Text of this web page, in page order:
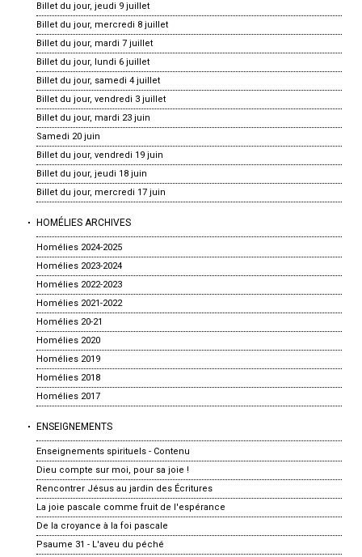
Billet du jour, jeudi 9 juillet
Billet du jour, mercredi 8 juillet
Billet du jour, mardi 7 juillet
Billet du jour, lundi 6 juillet
Billet du jour, samedi 4 juillet
Billet du jour, vendredi 3 juillet
Billet du jour, mardi 23 juin
Samedi 20 juin
Billet du jour, vendredi 19 juin
Billet du jour, jeudi 18 juin
Billet du jour, mercredi 17 juin
HOMÉLIES ARCHIVES
Homélies 2024-2025
Homélies 2023-2024
Homélies 2022-2023
Homélies 2021-2022
Homélies 20-21
Homélies 2020
Homélies 2019
Homélies 2018
Homélies 2017
ENSEIGNEMENTS
Enseignements spirituels - Contenu
Dieu compte sur moi, pour sa joie !
Rencontrer Jésus au jardin des Écritures
La joie pascale comme fruit de l'espérance
De la croyance à la foi pascale
Psaume 31 - L'aveu du péché